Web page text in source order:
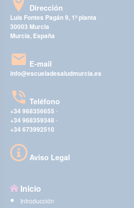
Dirección
Luis Fontes Pagán 9, 1ª planta
30003 Murcia
Murcia, España
E-mail
info@escueladesaludmurcia.es
Teléfono
+34 968356655 -
+34 968359348 -
+34 673992510
Aviso Legal
Inicio
Introducción